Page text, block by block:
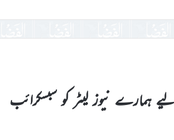
ہمارے نیوز لیٹر کو سبسکرائب